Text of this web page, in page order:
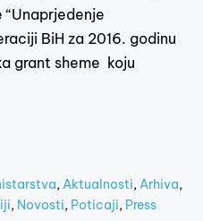
BiH za 2016. godinu
grant sheme koju
,Aktualnosti,Arhiva,
, Novosti, Poticaji, Press